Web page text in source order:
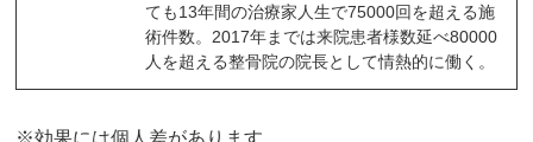
ても13年間の治療家人生で75000回を超える施
術件数。2017年までは来院患者様数延べ80000
人を超える整骨院の院長として情熱的に働く。
※効果には個人差があります